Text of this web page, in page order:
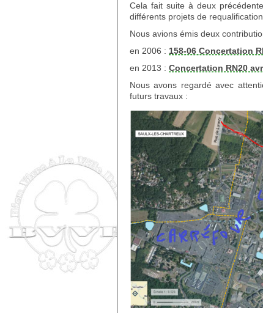
Cela fait suite à deux
différents projets de
Nous avions émis deux
en 2006 : 158-06 Concertation
en 2013 : Concertation RN20
Nous avons regardé avec
futurs travaux :